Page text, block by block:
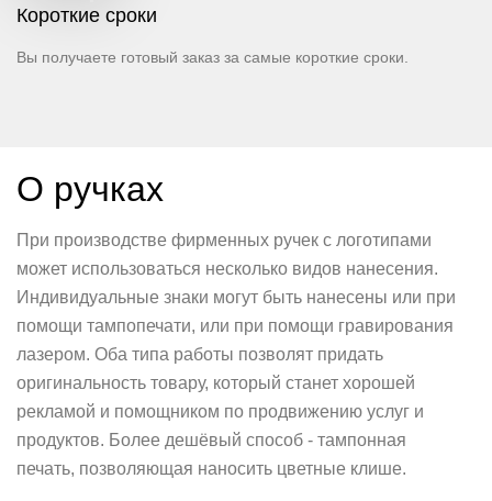
Короткие сроки
Вы получаете готовый заказ за самые короткие сроки.
О ручках
При производстве фирменных ручек с логотипами
может использоваться несколько видов нанесения.
Индивидуальные знаки могут быть нанесены или при
помощи тампопечати, или при помощи гравирования
лазером. Оба типа работы позволят придать
оригинальность товару, который станет хорошей
рекламой и помощником по продвижению услуг и
продуктов. Более дешёвый способ - тампонная
печать, позволяющая наносить цветные клише.